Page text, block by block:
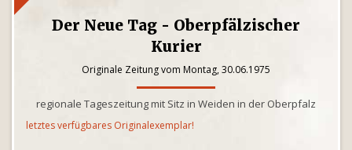
Der Neue Tag - Oberpfälzischer
Kurier
Originale Zeitung vom Montag, 30.06.1975
regionale Tageszeitung mit Sitz in Weiden in der Oberpfalz
letztes verfügbares Originalexemplar!